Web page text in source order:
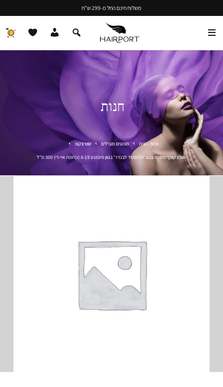
משלוח חינם החל מ-299 ש"ח
0
חנות
עמוד הבית מותגים מובילים שוורצקופ
שוורצקופף מסכת צבע 'פרוסטיד לבנדר' בגוון פיגמנט 8-19 (כרומה איי-די) 300 מ"ל